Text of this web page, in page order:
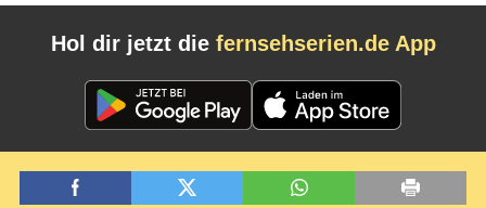
Hol dir jetzt die fernsehserien.de App